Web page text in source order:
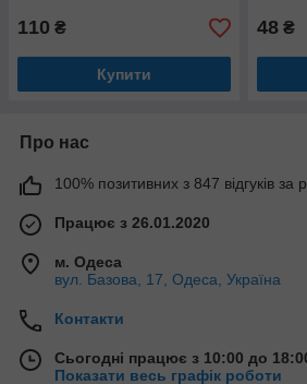
110 ₴
Купити
48 ₴
Про нас
100% позитивних з 847 відгуків за
Працює з 26.01.2020
м. Одеса
вул. Базова, 17, Одеса, Україна
Контакти
Сьогодні працює з 10:00 до
Показати весь графік роботи